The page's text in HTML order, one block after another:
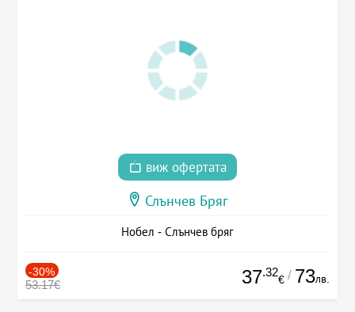
виж офертата
Слънчев Бряг
Нобел - Слънчев бряг
-30%
53.17€ 37.32
€ / 73лв.